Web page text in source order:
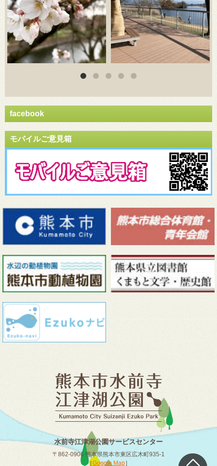
facebook
モバイルご意見箱
水前寺江津湖公園サービスセンター
〒862-0906 熊本県熊本市東区広木町935-1
［Google Map］